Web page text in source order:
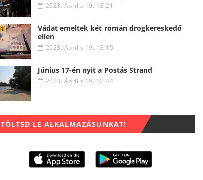
2023. Április 19. 13:21
Vádat emeltek két román drogkereskedő
ellen
2023. Április 19. 13:15
Június 17-én nyit a Postás Strand
2023. Április 19. 12:44
TÖLTSD LE ALKALMAZÁSUNKAT!